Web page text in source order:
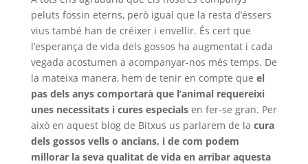
peluts fossin eterns, però igual que la resta d’éssers
vius també han de créixer i envellir. És cert que
l’esperança de vida dels gossos ha augmentat i cada
vegada acostumen a acompanyar-nos més temps. De
la mateixa manera, hem de tenir en compte que el
pas dels anys comportarà que l’animal requereixi
unes necessitats i cures especialsen fer-se gran. Per
això en aquest blog de Bitxus us parlarem de la cura
dels gossos vells o ancians, i de com podem
millorar la seva qualitat de vida en arribar aquesta